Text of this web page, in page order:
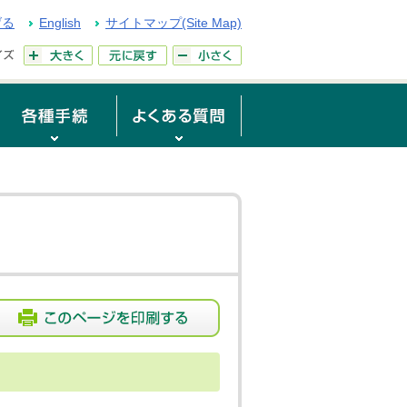
English サイトマップ(Site Map)